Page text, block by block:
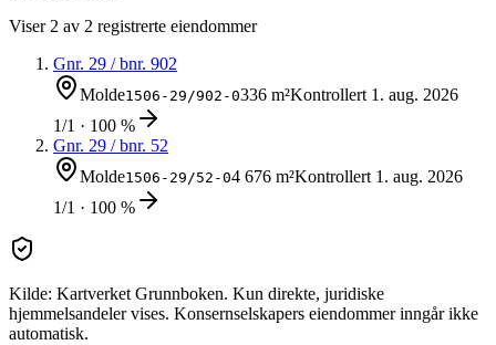
Viser2 av 2 registrerte eiendommer
Gnr. 29 / bnr. 902
Molde1506-29/902-0336 m²Kontrollert 1. aug. 2026
1/1 · 100 %
Gnr. 29 / bnr. 52
Molde1506-29/52-04 676 m²Kontrollert 1. aug. 2026
1/1 · 100 %
Kilde: Kartverket Grunnboken. Kun direkte, juridiske
hjemmelsandeler vises. Konsernselskapers eiendommer inngår ikke
automatisk.